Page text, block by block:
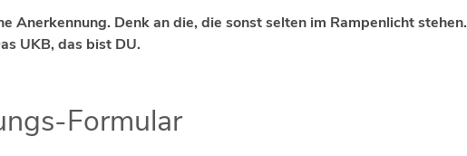
Anerkennung. Denk an die, die sonst selten im Rampenlicht stehen.
UKB, das bist DU.
Formular